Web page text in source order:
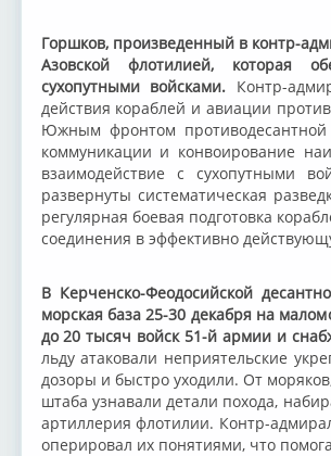
Горшков, произведенный в контр-
Азовской флотилией, которая
сухопутными войсками. Контр-
действия кораблей и авиации
Южным фронтом противодесантной
коммуникации и конвоирование
взаимодействие с сухопутными
развернуты систематическая
регулярная боевая подготовка
соединения в эффективно
В Керченско-Феодосийской
морская база 25-30 декабря на
до 20 тысяч войск 51-й армии и
льду атаковали неприятельские
дозоры и быстро уходили. От
штаба узнавали детали похода,
артиллерия флотилии. Контр-
оперировал их понятиями, что